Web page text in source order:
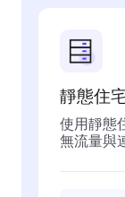
靜態住
使用靜態
無流量與